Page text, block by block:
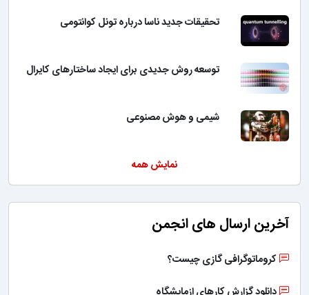
تحقیقات جدید ناسا درباره تونل کوانتومی
توسعه روش جدیدی برای ایجاد ساختارهای کایرال
شیمی و هوش مصنوعی
نمایش همه
آخرین ارسال های انجمن
کروماتوگرافی گازی چیست؟